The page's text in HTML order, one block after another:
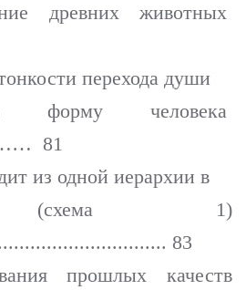
древних животных
перехода души
форму человека
81
из одной иерархии в
(схема 1)
83
прошлых качеств